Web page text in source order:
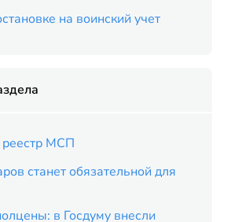
на воинский учет
МСП
станет обязательной для
в Госдуму внесли